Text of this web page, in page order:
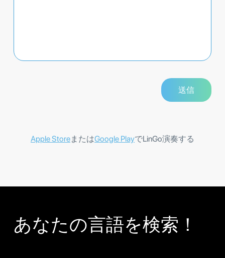
Apple StoreまたはGoogle PlayでLinGo演奏する
あなたの言語を検索！